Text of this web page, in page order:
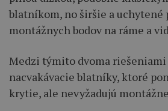
blatníkom, no širšie a uchytené
montážnych bodov na ráme a
Medzi týmito dvoma riešeniami
nacvakávacie blatníky, ktoré
krytie, ale nevyžadujú